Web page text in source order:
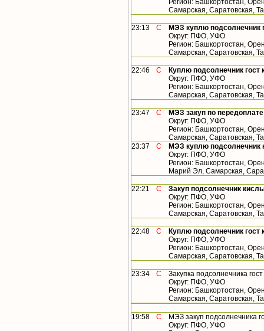
Регион: Башкортостан,
Самарская, Саратовская,
23:13 С
МЭЗ куплю подсолнечник
Округ: ПФО, УФО
Регион: Башкортостан,
Самарская, Саратовская,
22:46 С
Куплю подсолнечник гост
Округ: ПФО, УФО
Регион: Башкортостан,
Самарская, Саратовская,
23:47 С
МЭЗ закуп по
Округ: ПФО, УФО
Регион: Башкортостан,
Самарская, Саратовская,
23:37
С
МЭЗ куплю подсолнечник
Округ: ПФО, УФО
Регион: Башкортостан,
Марий Эл, Самарская,
22:21 С
Закуп подсолнечник
Округ: ПФО, УФО
Регион: Башкортостан,
Самарская, Саратовская,
22:48 С
Куплю подсолнечник
Округ: ПФО, УФО
Регион: Башкортостан,
Самарская, Саратовская,
23:34 С
Закупка подсолнечника
Округ: ПФО, УФО
Регион: Башкортостан,
Самарская, Саратовская,
19:58 С
МЭЗ закуп подсолнечника
Округ: ПФО, УФО